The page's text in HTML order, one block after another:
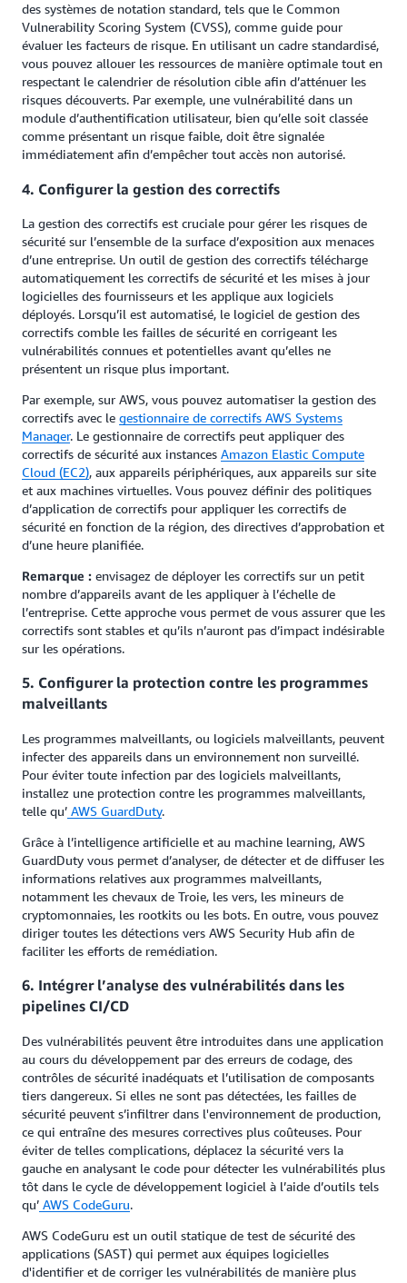
des systèmes de notation standard, tels que le Common
Vulnerability Scoring System (CVSS), comme guide pour
évaluer les facteurs de risque. En utilisant un cadre standardisé,
vous pouvez allouer les ressources de manière optimale tout en
respectant le calendrier de résolution cible afin d’atténuer les
risques découverts. Par exemple, une vulnérabilité dans un
module d’authentification utilisateur, bien qu’elle soit classée
comme présentant un risque faible, doit être signalée
immédiatement afin d’empêcher tout accès non autorisé.
4. Configurer la gestion des correctifs
La gestion des correctifs est cruciale pour gérer les risques de
sécurité sur l’ensemble de la surface d’exposition aux menaces
d’une entreprise. Un outil de gestion des correctifs télécharge
automatiquement les correctifs de sécurité et les mises à jour
logicielles des fournisseurs et les applique aux logiciels
déployés. Lorsqu’il est automatisé, le logiciel de gestion des
correctifs comble les failles de sécurité en corrigeant les
vulnérabilités connues et potentielles avant qu’elles ne
présentent un risque plus important.
Par exemple, sur AWS, vous pouvez automatiser la gestion des
correctifs avec le gestionnaire de correctifs AWS Systems
Manager. Le gestionnaire de correctifs peut appliquer des
correctifs de sécurité aux instances Amazon Elastic Compute
Cloud (EC2), aux appareils périphériques, aux appareils sur site
et aux machines virtuelles. Vous pouvez définir des politiques
d’application de correctifs pour appliquer les correctifs de
sécurité en fonction de la région, des directives d’approbation et
d’une heure planifiée.
Remarque : envisagez de déployer les correctifs sur un petit
nombre d’appareils avant de les appliquer à l’échelle de
l’entreprise. Cette approche vous permet de vous assurer que les
correctifs sont stables et qu’ils n’auront pas d’impact indésirable
sur les opérations.
5. Configurer la protection contre les programmes
malveillants
Les programmes malveillants, ou logiciels malveillants, peuvent
infecter des appareils dans un environnement non surveillé.
Pour éviter toute infection par des logiciels malveillants,
installez une protection contre les programmes malveillants,
telle qu’ AWS GuardDuty.
Grâce à l’intelligence artificielle et au machine learning, AWS
GuardDuty vous permet d’analyser, de détecter et de diffuser les
informations relatives aux programmes malveillants,
notamment les chevaux de Troie, les vers, les mineurs de
cryptomonnaies, les rootkits ou les bots. En outre, vous pouvez
diriger toutes les détections vers AWS Security Hub afin de
faciliter les efforts de remédiation.
6. Intégrer l’analyse des vulnérabilités dans les
pipelines CI/CD
Des vulnérabilités peuvent être introduites dans une application
au cours du développement par des erreurs de codage, des
contrôles de sécurité inadéquats et l’utilisation de composants
tiers dangereux. Si elles ne sont pas détectées, les failles de
sécurité peuvent s’infiltrer dans l'environnement de production,
ce qui entraîne des mesures correctives plus coûteuses. Pour
éviter de telles complications, déplacez la sécurité vers la
gauche en analysant le code pour détecter les vulnérabilités plus
tôt dans le cycle de développement logiciel à l’aide d’outils tels
qu’ AWS CodeGuru.
AWS CodeGuru est un outil statique de test de sécurité des
applications (SAST) qui permet aux équipes logicielles
d'identifier et de corriger les vulnérabilités de manière plus